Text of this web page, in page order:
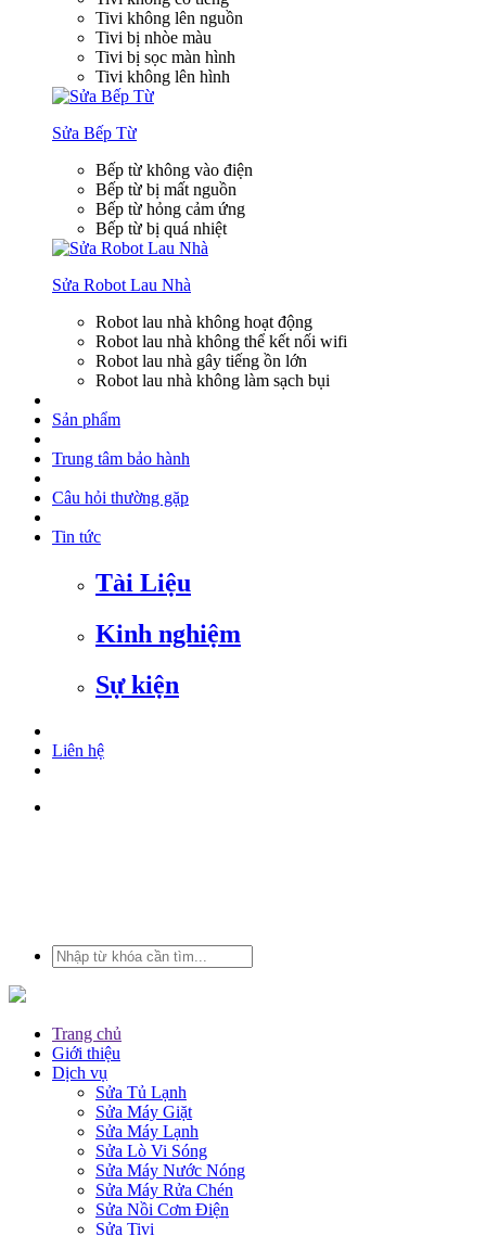
Tivi không lên nguồn
Tivi bị nhòe màu
Tivi bị sọc màn hình
Tivi không lên hình
Sửa Bếp Từ
Bếp từ không vào điện
Bếp từ bị mất nguồn
Bếp từ hỏng cảm ứng
Bếp từ bị quá nhiệt
Sửa Robot Lau Nhà
Robot lau nhà không hoạt động
Robot lau nhà không thể kết nối wifi
Robot lau nhà gây tiếng ồn lớn
Robot lau nhà không làm sạch bụi
Sản phẩm
Trung tâm bảo hành
Câu hỏi thường gặp
Tin tức
Tài Liệu
Kinh nghiệm
Sự kiện
Liên hệ
Trang chủ
Giới thiệu
Dịch vụ
Sửa Tủ Lạnh
Sửa Máy Giặt
Sửa Máy Lạnh
Sửa Lò Vi Sóng
Sửa Máy Nước Nóng
Sửa Máy Rửa Chén
Sửa Nồi Cơm Điện
Sửa Tivi